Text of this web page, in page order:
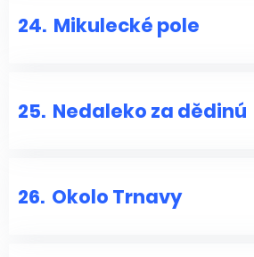
24. Mikulecké pole
25. Nedaleko za dědinú
26. Okolo Trnavy